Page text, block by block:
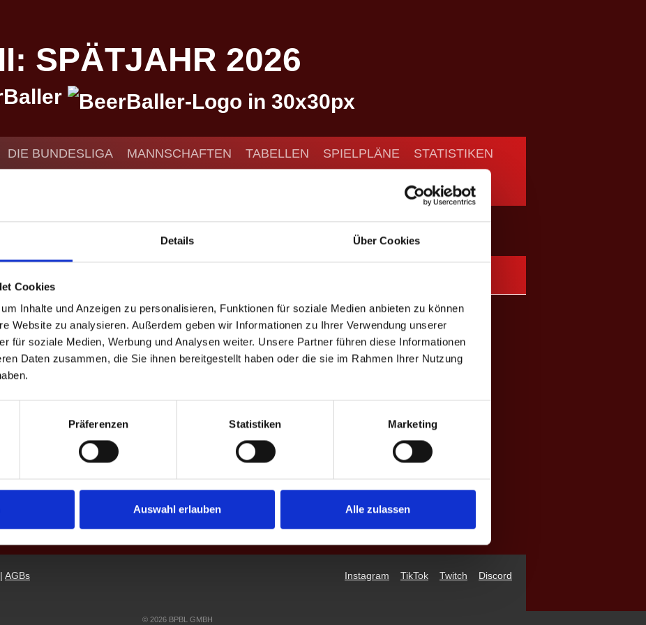
Details Über Cookies
Cookies
Inhalte und Anzeigen zu personalisieren, Funktionen für soziale Medien anbieten zu können
Website zu analysieren. Außerdem geben wir Informationen zu Ihrer Verwendung unserer
für soziale Medien, Werbung und Analysen weiter. Unsere Partner führen diese Informationen
Daten zusammen, die Sie ihnen bereitgestellt haben oder die sie im Rahmen Ihrer Nutzung
Präferenzen Statistiken Marketing
Auswahl erlauben Alle zulassen
SPÄTJAHR 2026
DIE BUNDESLIGA MANNSCHAFTEN TABELLEN SPIELPLÄNE STATISTIKEN
III: Herbst 2021
III: HERBST 2021
| AGBs Instagram TikTok Twitch Discord
© 2026 BPBL GMBH